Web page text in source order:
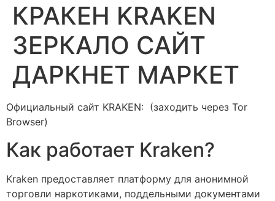
КРАКЕН KRAKEN
ЗЕРКАЛО САЙТ
ДАРКНЕТ МАРКЕТ
Официальный сайт KRAKEN: (заходить через Tor
Browser)
Как работает Kraken?
Kraken предоставляет платформу для анонимной
торговли наркотиками, поддельными документами